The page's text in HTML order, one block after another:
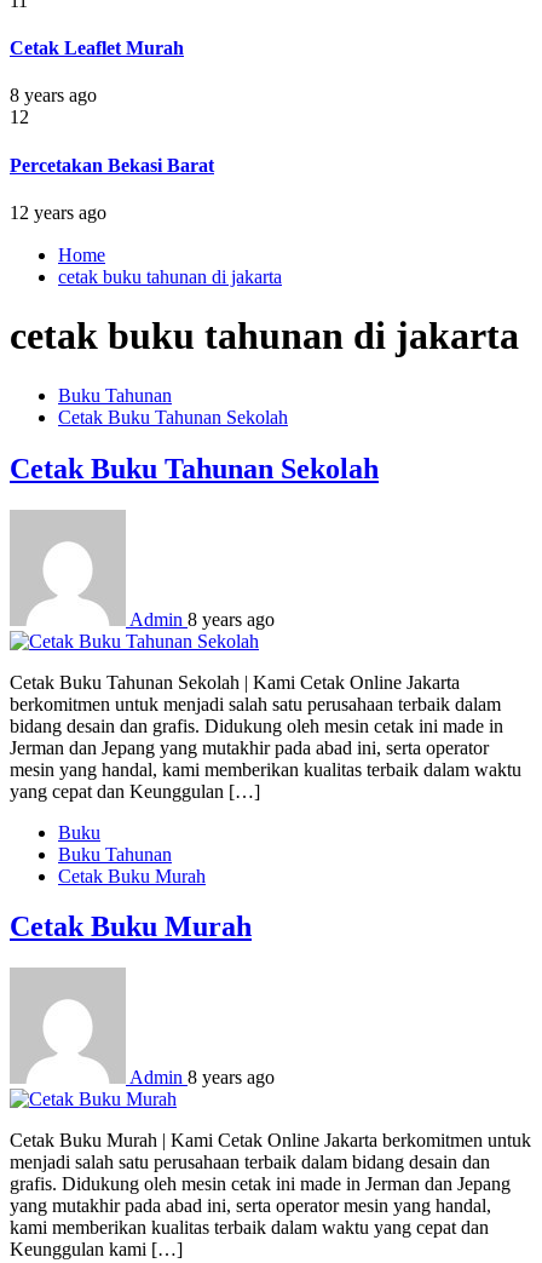
Cetak Leaflet Murah
8 years ago
12
Percetakan Bekasi Barat
12 years ago
Home
cetak buku tahunan di jakarta
cetak buku tahunan di jakarta
Buku Tahunan
Cetak Buku Tahunan Sekolah
Cetak Buku Tahunan Sekolah
Admin 8 years ago
Cetak Buku Tahunan Sekolah | Kami Cetak Online Jakarta
berkomitmen untuk menjadi salah satu perusahaan terbaik dalam
bidang desain dan grafis. Didukung oleh mesin cetak ini made in
Jerman dan Jepang yang mutakhir pada abad ini, serta operator
mesin yang handal, kami memberikan kualitas terbaik dalam waktu
yang cepat dan Keunggulan […]
Buku
Buku Tahunan
Cetak Buku Murah
Cetak Buku Murah
Admin 8 years ago
Cetak Buku Murah | Kami Cetak Online Jakarta berkomitmen untuk
menjadi salah satu perusahaan terbaik dalam bidang desain dan
grafis. Didukung oleh mesin cetak ini made in Jerman dan Jepang
yang mutakhir pada abad ini, serta operator mesin yang handal,
kami memberikan kualitas terbaik dalam waktu yang cepat dan
Keunggulan kami […]